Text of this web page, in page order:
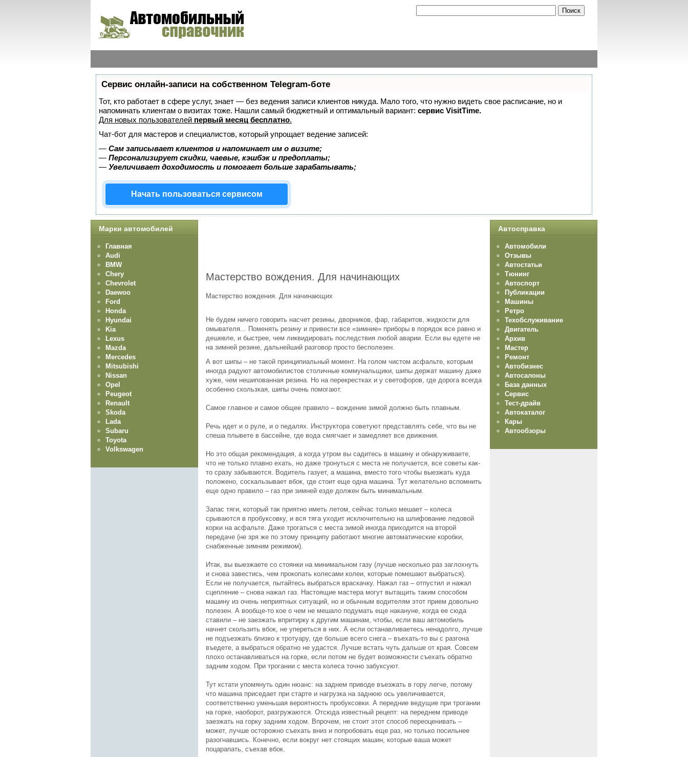
Сервис онлайн-записи на собственном Telegram-боте
Тот, кто работает в сфере услуг, знает — без ведения записи клиентов никуда. Мало того, что нужно видеть свое расписание, но и
напоминать клиентам о визитах тоже. Нашли самый бюджетный и оптимальный вариант: сервис VisitTime.
Для новых пользователей первый месяц бесплатно.
Чат-бот для мастеров и специалистов, который упрощает ведение записей:
— Сам записывает клиентов и напоминает им о визите;
— Персонализирует скидки, чаевые, кэшбэк и предоплаты;
— Увеличивает доходимость и помогает больше зарабатывать;
Начать пользоваться сервисом
Мастерство вождения. Для начинающих
Мастерство вождения. Для начинающих
Не будем ничего говорить насчет резины, дворников, фар, габаритов, жидкости для
омывателя... Поменять резину и привести все «зимние» приборы в порядок все равно и
дешевле, и быстрее, чем ликвидировать последствия любой аварии. Если вы едете не
на зимней резине, дальнейший разговор просто бесполезен.
А вот шипы – не такой принципиальный момент. На голом чистом асфальте, которым
иногда радуют автомобилистов столичные коммунальщики, шипы держат машину даже
хуже, чем нешипованная резина. Но на перекрестках и у светофоров, где дорога всегда
особенно скользкая, шипы очень помогают.
Самое главное и самое общее правило – вождение зимой должно быть плавным.
Речь идет и о руле, и о педалях. Инструктора советуют представлять себе, что вы не
спеша плывете в бассейне, где вода смягчает и замедляет все движения.
Но это общая рекомендация, а когда утром вы садитесь в машину и обнаруживаете,
что не только плавно ехать, но даже тронуться с места не получается, все советы как-
то сразу забываются. Водитель газует, а машина, вместо того чтобы выезжать куда
положено, соскальзывает вбок, где стоит еще одна машина. Тут желательно вспомнить
еще одно правило – газ при зимней езде должен быть минимальным.
Запас тяги, который так приятно иметь летом, сейчас только мешает – колеса
срываются в пробуксовку, и вся тяга уходит исключительно на шлифование ледовой
корки на асфальте. Даже трогаться с места зимой иногда приходится на второй
передаче (не зря же по этому принципу работают многие автоматические коробки,
снабженные зимним режимом).
Итак, вы выезжаете со стоянки на минимальном газу (лучше несколько раз заглохнуть
и снова завестись, чем прокопать колесами колеи, которые помешают выбраться).
Если не получается, пытайтесь выбраться враскачку. Нажал газ – отпустил и нажал
сцепление – снова нажал газ. Настоящие мастера могут вытащить таким способом
машину из очень неприятных ситуаций, но и обычным водителям этот прием довольно
полезен. А вообще-то кое о чем не мешало подумать еще накануне, когда ее сюда
ставили – не заезжать впритирку к другим машинам, чтобы, если ваш автомобиль
начнет скользить вбок, не упереться в них. А если останавливаетесь ненадолго, лучше
не подъезжать близко к тротуару, где больше всего снега – въехать-то вы с разгона
въедете, а выбраться обратно не удастся. Лучше встать чуть дальше от края. Совсем
плохо останавливаться на горке, если потом не будет возможности съехать обратно
задним ходом. При трогании с места колеса точно забуксуют.
Тут кстати упомянуть один нюанс: на заднем приводе въезжать в гору легче, потому
что машина приседает при старте и нагрузка на заднюю ось увеличивается,
соответственно уменьшая вероятность пробуксовки. А передние ведущие при трогании
на горке, наоборот, разгружаются. Отсюда известный рецепт: на переднем приводе
заезжать на горку задним ходом. Впрочем, не стоит этот способ переоценивать –
может, лучше осторожно съехать вниз и попробовать еще раз, но только посильнее
разогнавшись. Конечно, если вокруг нет стоящих машин, которые ваша может
поцарапать, съехав вбок.
Марки автомобилей
Главная
Audi
BMW
Chery
Chevrolet
Daewoo
Ford
Honda
Hyundai
Kia
Lexus
Mazda
Mercedes
Mitsubishi
Nissan
Opel
Peugeot
Renault
Skoda
Lada
Subaru
Toyota
Volkswagen
Автосправка
Автомобили
Отзывы
Автостатьи
Тюнинг
Автоспорт
Публикации
Машины
Ретро
Техобслуживание
Двигатель
Архив
Мастер
Ремонт
Автобизнес
Автосалоны
База данных
Сервис
Тест-драйв
Автокаталог
Кары
Автообзоры